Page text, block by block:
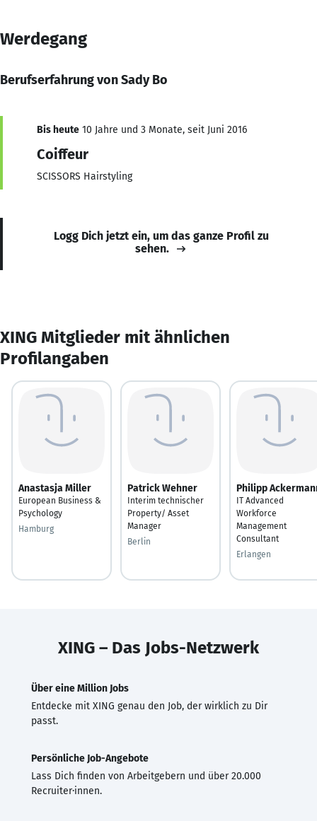
Werdegang
Berufserfahrung von Sady Bo
Bis heute 10 Jahre und 3 Monate, seit Juni 2016
Coiffeur
SCISSORS Hairstyling
Logg Dich jetzt ein, um das ganze Profil zu
sehen.
XING Mitglieder mit ähnlichen
Profilangaben
Anastasja Miller
European Business &
Psychology
Hamburg
Patrick Wehner
Interim technischer
Property/ Asset
Manager
Berlin
Philipp
IT Advanced
Workforce
Management
Consultant
Erlangen
XING – Das Jobs-Netzwerk
Über eine Million Jobs
Entdecke mit XING genau den Job, der wirklich zu Dir
passt.
Persönliche Job-Angebote
Lass Dich finden von Arbeitgebern und über 20.000
Recruiter·innen.